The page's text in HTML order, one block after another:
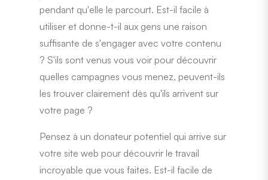
pendant qu'elle le parcourt. Est-il facile à
utiliser et donne-t-il aux gens une raison
suffisante de s'engager avec votre contenu
? S'ils sont venus vous voir pour découvrir
quelles campagnes vous menez, peuvent-ils
les trouver clairement dès qu'ils arrivent sur
votre page ?
Pensez à un donateur potentiel qui arrive sur
votre site web pour découvrir le travail
incroyable que vous faites. Est-il facile de